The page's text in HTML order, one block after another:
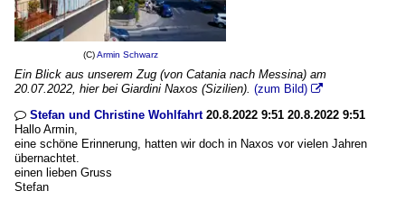
(C)Armin Schwarz
Ein Blick aus unserem Zug (von Catania nach Messina) am
20.07.2022, hier bei Giardini Naxos (Sizilien). (zum Bild) 
 Stefan und Christine Wohlfahrt20.8.2022 9:51 20.8.2022 9:51
Hallo Armin,
eine schöne Erinnerung, hatten wir doch in Naxos vor vielen Jahren
übernachtet.
einen lieben Gruss
Stefan